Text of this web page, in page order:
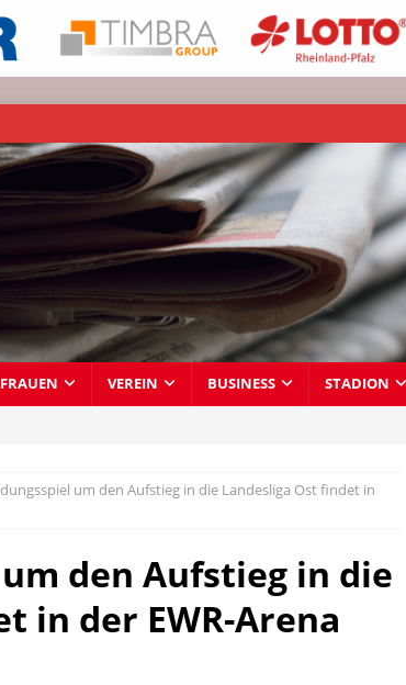
FRAUEN VEREIN BUSINESS STADION
um den Aufstieg in die Landesliga Ost findet in
den Aufstieg in die
in der EWR-Arena